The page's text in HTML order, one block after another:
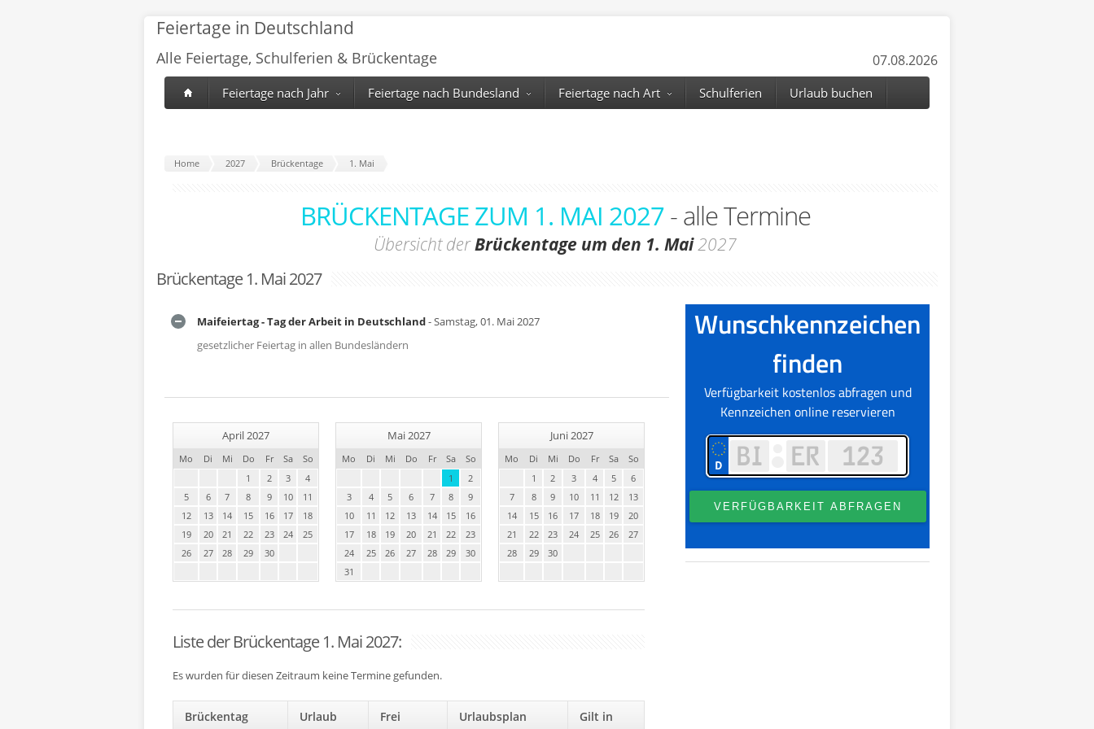
Feiertage in Deutschland
Alle Feiertage, Schulferien & Brückentage 07.08.2026
Feiertage nach Jahr Feiertage nach Bundesland Feiertage nach Art Schulferien Urlaub buchen
Home 2027 Brückentage 1. Mai
BRÜCKENTAGE ZUM 1. MAI 2027- alle Termine
Übersicht derBrückentage um den 1. Mai2027
Brückentage 1. Mai 2027
Maifeiertag - Tag der Arbeit in Deutschland- Samstag, 01. Mai 2027
gesetzlicher Feiertag in allen Bundesländern
April 2027
Mo Di Mi Do Fr Sa
So
1
2 3
4
5
6 7 8 9 10
11
12
13 14 15 16 17
18
19
20 21 22 23 24
25
26
27 28 29 30
Mai 2027
Mo Di Mi Do Fr Sa
So
1
2
3
4 5 6 7 8
9
10
11 12 13 14 15
16
17
18 19 20 21 22
23
24
25 26 27 28 29
30
31
Juni 2027
Mo Di Mi Do Fr Sa
So
1
2 3 4 5
6
7
8 9 10 11 12
13
14
15 16 17 18 19
20
21
22 23 24 25 26
27
28
29 30
Liste der Brückentage 1. Mai 2027:
Es wurden für diesen Zeitraum keine Termine gefunden.
Brückentag Urlaub Frei Urlaubsplan Gilt in